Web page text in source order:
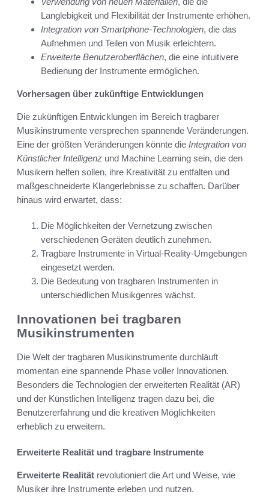
Langlebigkeit und Flexibilität der Instrumente erhöhen.
Integration von Smartphone-Technologien, die das
Aufnehmen und Teilen von Musik erleichtern.
Erweiterte Benutzeroberflächen, die eine intuitivere
Bedienung der Instrumente ermöglichen.
Vorhersagen über zukünftige Entwicklungen
Die zukünftigen Entwicklungen im Bereich tragbarer
Musikinstrumente versprechen spannende Veränderungen.
Eine der größten Veränderungen könnte die Integration von
Künstlicher Intelligenz und Machine Learning sein, die den
Musikern helfen sollen, ihre Kreativität zu entfalten und
maßgeschneiderte Klangerlebnisse zu schaffen. Darüber
hinaus wird erwartet, dass:
Die Möglichkeiten der Vernetzung zwischen
verschiedenen Geräten deutlich zunehmen.
Tragbare Instrumente in Virtual-Reality-Umgebungen
eingesetzt werden.
Die Bedeutung von tragbaren Instrumenten in
unterschiedlichen Musikgenres wächst.
Innovationen bei tragbaren
Musikinstrumenten
Die Welt der tragbaren Musikinstrumente durchläuft
momentan eine spannende Phase voller Innovationen.
Besonders die Technologien der erweiterten Realität (AR)
und der Künstlichen Intelligenz tragen dazu bei, die
Benutzererfahrung und die kreativen Möglichkeiten
erheblich zu erweitern.
Erweiterte Realität und tragbare Instrumente
Erweiterte Realität revolutioniert die Art und Weise, wie
Musiker ihre Instrumente erleben und nutzen.